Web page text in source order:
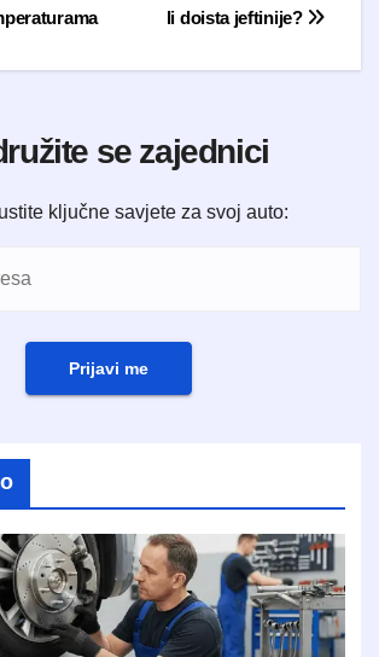
li doista jeftinije?
se zajednici
ključne savjete za svoj auto:
Prijavi me